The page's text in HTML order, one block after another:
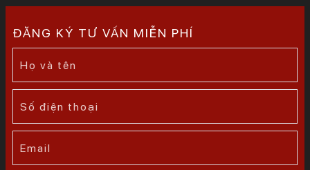
ĐĂNG KÝ TƯ VẤN MIỄN PHÍ